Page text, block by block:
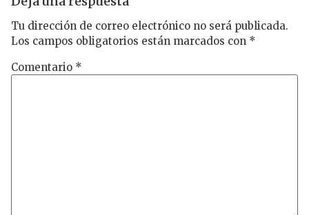
Tu dirección de correo electrónico no será publicada.
Los campos obligatorios están marcados con *
Comentario *